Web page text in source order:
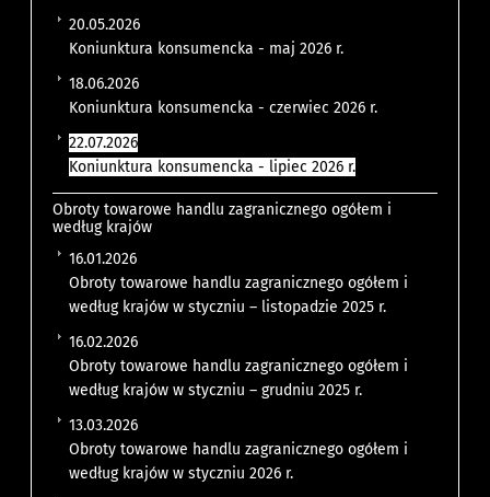
20.05.2026
Koniunktura konsumencka - maj 2026 r.
18.06.2026
Koniunktura konsumencka - czerwiec 2026 r.
22.07.2026
Koniunktura konsumencka - lipiec 2026 r.
Obroty towarowe handlu zagranicznego ogółem i
według krajów
16.01.2026
Obroty towarowe handlu zagranicznego ogółem i
według krajów w styczniu – listopadzie 2025 r.
16.02.2026
Obroty towarowe handlu zagranicznego ogółem i
według krajów w styczniu – grudniu 2025 r.
13.03.2026
Obroty towarowe handlu zagranicznego ogółem i
według krajów w styczniu 2026 r.